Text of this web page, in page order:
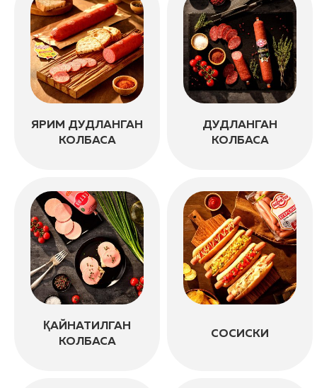
ЯРИМ ДУДЛАНГАН
КОЛБАСА
ДУДЛАНГАН
КОЛБАСА
ҚАЙНАТИЛГАН
КОЛБАСА
СОСИСКИ